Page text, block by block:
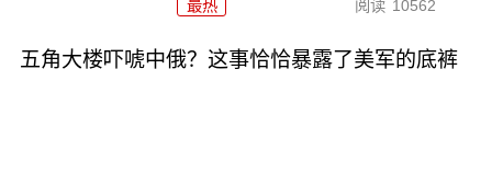
最热 阅读 10562
五角大楼吓唬中俄？这事恰恰暴露了美军的底裤